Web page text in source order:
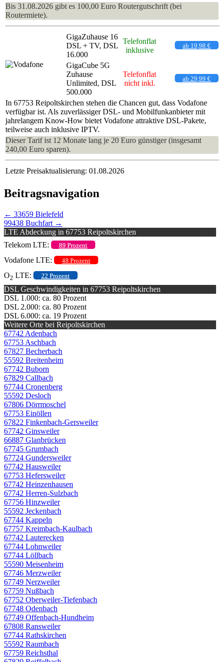
Bis 31.08.2026 gibt es 100,00 Euro Routergutschrift (bei
Routermiete).
GigaZuhause 16
DSL + TV, DSL
16.000
Telefonflat
inklusive
ab 19,98 €
GigaCube 5G
Zuhause
Unlimited, DSL
500.000
Telefonflat
nicht inkl.
ab 29,99 €
In 67753 Reipoltskirchen stehen die Chancen gut, dass Vodafone
verfügbar ist. Als zuverlässiger DSL- und Mobilfunkanbieter mit
jahrelangem Know-How bietet Vodafone attraktive DSL-Pakete,
teilweise auch inklusive IPTV.
Dieser Tarif ist 12 Monate lang je 20 Euro günstiger (insgesamt
240,00 Euro sparen).
Letzte Preisaktualisierung: 01.08.2026
Beitragsnavigation
← 33659 Bielefeld
99438 Buchfart →
LTE Abdeckung in 67753 Reipoltskirchen
Telekom LTE:
89 Prozent
Vodafone LTE: 48 Prozent
O2 LTE: 22 Prozent
DSL Geschwindigkeiten in 67753 Reipoltskirchen
DSL 1.000: ca. 80 Prozent
DSL 2.000: ca. 80 Prozent
DSL 6.000: ca. 19 Prozent
Weitere Orte bei Reipoltskirchen
67742 Adenbach
67753 Aschbach
67827 Becherbach
55592 Breitenheim
67742 Buborn
67829 Callbach
67744 Cronenberg
55592 Desloch
67806 Dörrmoschel
67753 Einöllen
67822 Finkenbach-Gersweiler
67742 Ginsweiler
66887 Glanbrücken
67745 Grumbach
67724 Gundersweiler
67742 Hausweiler
67753 Hefersweiler
67742 Heinzenhausen
67742 Herren-Sulzbach
67756 Hinzweiler
55592 Jeckenbach
67744 Kappeln
67757 Kreimbach-Kaulbach
67742 Lauterecken
67744 Lohnweiler
67744 Löllbach
55590 Meisenheim
67746 Merzweiler
67749 Nerzweiler
67759 Nußbach
67752 Oberweiler-Tiefenbach
67748 Odenbach
67749 Offenbach-Hundheim
67808 Ransweiler
67744 Rathskirchen
55592 Raumbach
67759 Reichsthal